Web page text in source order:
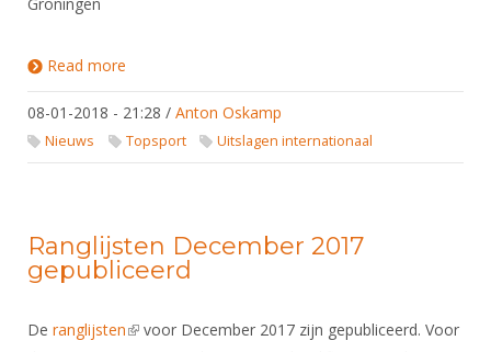
Read more
08-01-2018 - 21:28 / Anton Oskamp
Nieuws Topsport Uitslagen internationaal
Ranglijsten December 2017
gepubliceerd
De ranglijsten(link is external)
voor December 2017 zijn gepubliceerd. Voor